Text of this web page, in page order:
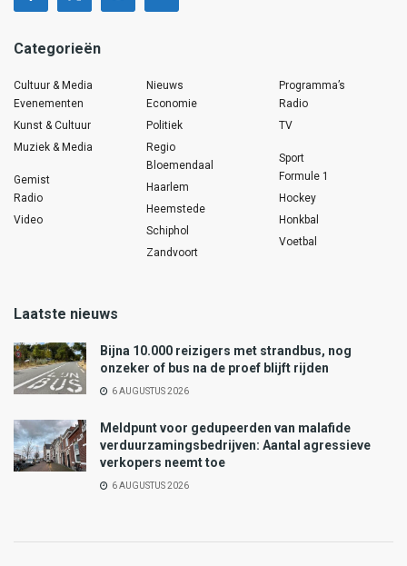
Categorieën
Cultuur & Media
Evenementen
Kunst & Cultuur
Muziek & Media
Gemist
Radio
Video
Nieuws
Economie
Politiek
Regio
Bloemendaal
Haarlem
Heemstede
Schiphol
Zandvoort
Programma’s
Radio
TV
Sport
Formule 1
Hockey
Honkbal
Voetbal
Laatste nieuws
Bijna 10.000 reizigers met strandbus, nog
onzeker of bus na de proef blijft rijden
6 AUGUSTUS 2026
Meldpunt voor gedupeerden van malafide
verduurzamingsbedrijven: Aantal agressieve
verkopers neemt toe
6 AUGUSTUS 2026